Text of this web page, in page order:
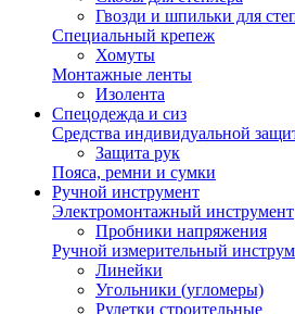
Гвозди и шпильки для
Специальный крепеж
Хомуты
Монтажные ленты
Изолента
Спецодежда и сиз
Средства индивидуальной
Защита рук
Пояса, ремни и сумки
Ручной инструмент
Электромонтажный инструмент
Пробники напряжения
Ручной измерительный
Линейки
Угольники (угломеры)
Рулетки строительные